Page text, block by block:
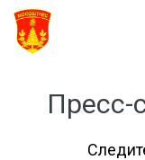
Пресс-